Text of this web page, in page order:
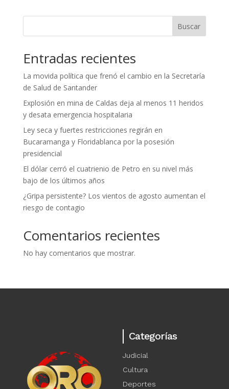
Buscar
Entradas recientes
La movida política que frenó el cambio en la Secretaría
de Salud de Santander
Explosión en mina de Caldas deja al menos 11 heridos
y desata emergencia hospitalaria
Ley seca y fuertes restricciones regirán en
Bucaramanga y Floridablanca por la posesión
presidencial
El dólar cerró el cuatrienio de Petro en su nivel más
bajo de los últimos años
¿Gripa persistente? Los vientos de agosto aumentan el
riesgo de contagio
Comentarios recientes
No hay comentarios que mostrar.
Categorías
Judicial
Cultura
Deportes